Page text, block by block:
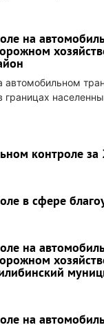
на
контроле за
в сфере
на
на